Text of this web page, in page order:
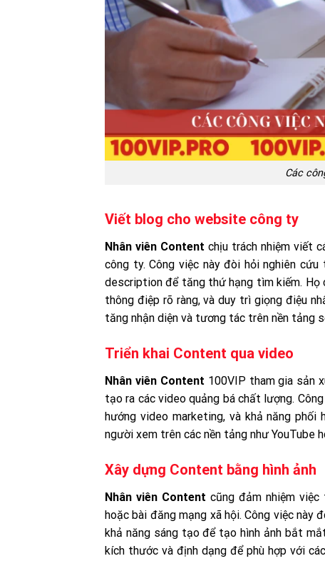
Các
Viết blog cho website công ty
Nhân viên Content chịu trách nhiệm viết
công ty. Công việc này đòi hỏi nghiên
description để tăng thứ hạng tìm kiếm. Họ
thông điệp rõ ràng, và duy trì giọng điệu
tăng nhận diện và tương tác trên nền tảng
Triển khai Content qua video
Nhân viên Content 100VIP tham gia sản
tạo ra các video quảng bá chất lượng.
hướng video marketing, và khả năng
người xem trên các nền tảng như YouTube
Xây dựng Content bằng hình ảnh
Nhân viên Content cũng đảm nhiệm việc
hoặc bài đăng mạng xã hội. Công việc này
khả năng sáng tạo để tạo hình ảnh bắt
kích thước và định dạng để phù hợp với